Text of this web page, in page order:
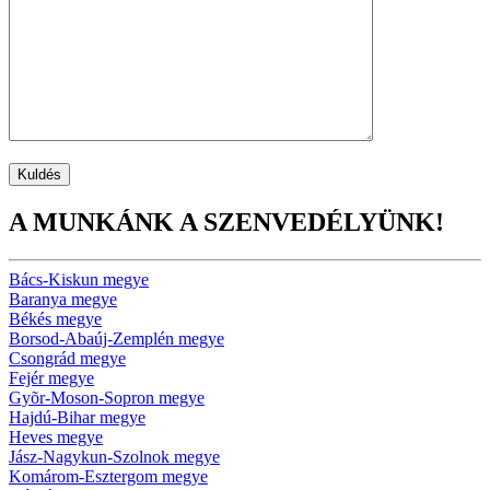
A MUNKÁNK A SZENVEDÉLYÜNK!
Bács-Kiskun megye
Baranya megye
Békés megye
Borsod-Abaúj-Zemplén megye
Csongrád megye
Fejér megye
Gyõr-Moson-Sopron megye
Hajdú-Bihar megye
Heves megye
Jász-Nagykun-Szolnok megye
Komárom-Esztergom megye